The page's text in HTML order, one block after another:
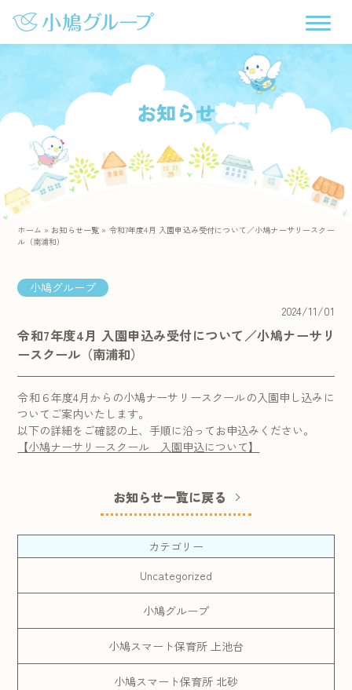
お知らせ
ホーム » お知らせ一覧 » 令和7年度4月 入園申込み受付について／小鳩ナーサリースクー
ル（南浦和）
小鳩グループ
2024/11/01
令和7年度4月 入園申込み受付について／小鳩ナーサリ
ースクール（南浦和）
令和６年度4月からの小鳩ナーサリースクールの入園申し込みに
ついてご案内いたします。
以下の詳細をご確認の上、手順に沿ってお申込みください。
【小鳩ナーサリースクール 入園申込について】
お知らせ一覧に戻る
カテゴリー
Uncategorized
小鳩グループ
小鳩スマート保育所 上池台
小鳩スマート保育所 北砂